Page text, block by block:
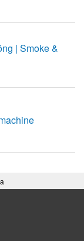
| Smoke &